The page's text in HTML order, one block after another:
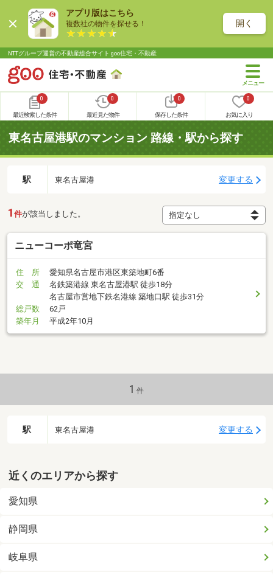
アプリ版はこちら
複数社の物件を探せる！ 開く
NTTグループ運営の不動産総合サイト goo住宅・不動産
0
最近検索した条件
0
最近見た物件
0
保存した条件
0
お気に入り
東名古屋港駅のマンション 路線・駅から探す
駅 東名古屋港 変更する
1 件が該当しました。
ニューコーポ竜宮
住 所
愛知県名古屋市港区東築地町6番
交 通
名鉄築港線 東名古屋港駅 徒歩18分
名古屋市営地下鉄名港線 築地口駅 徒歩31分
総戸数
62戸
築年月
平成2年10月
1 件
駅 東名古屋港 変更する
近くのエリアから探す
愛知県
静岡県
岐阜県